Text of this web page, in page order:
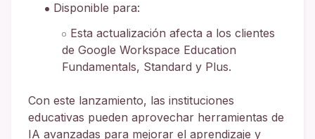
Disponible para:
Esta actualización afecta a los clientes
de Google Workspace Education
Fundamentals, Standard y Plus.
Con este lanzamiento, las instituciones
educativas pueden aprovechar herramientas de
IA avanzadas para mejorar el aprendizaje y